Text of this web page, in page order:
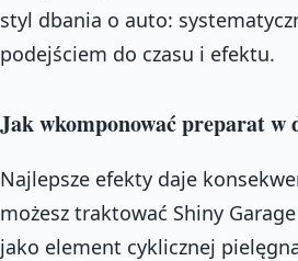
styl dbania o auto:
podejściem do czasu i efektu.
Jak wkomponować preparat w
Najlepsze efekty daje
możesz traktować Shiny
jako element cyklicznej